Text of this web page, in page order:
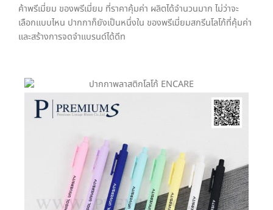
ค้าพรีเมี่ยม ของพรีเมี่ยม ที่ราคาคุ้มค่า ผลิตได้จำนวนมาก ไม่ว่าจะ
เลือกแบบไหน ปากกาก็ยังเป็นหนึ่งใน ของพรีเมี่ยมสกรีนโลโก้ที่คุ้มค่า
และสร้างการจดจำแบรนด์ได้ดีท